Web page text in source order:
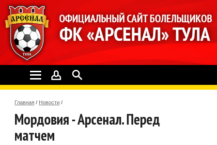
Главная / Новости /
Мордовия - Арсенал. Перед
матчем